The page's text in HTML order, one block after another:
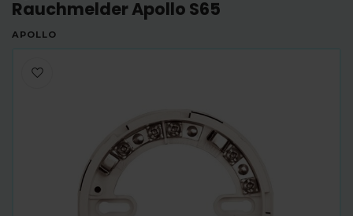
Rauchmelder Apollo S65
APOLLO